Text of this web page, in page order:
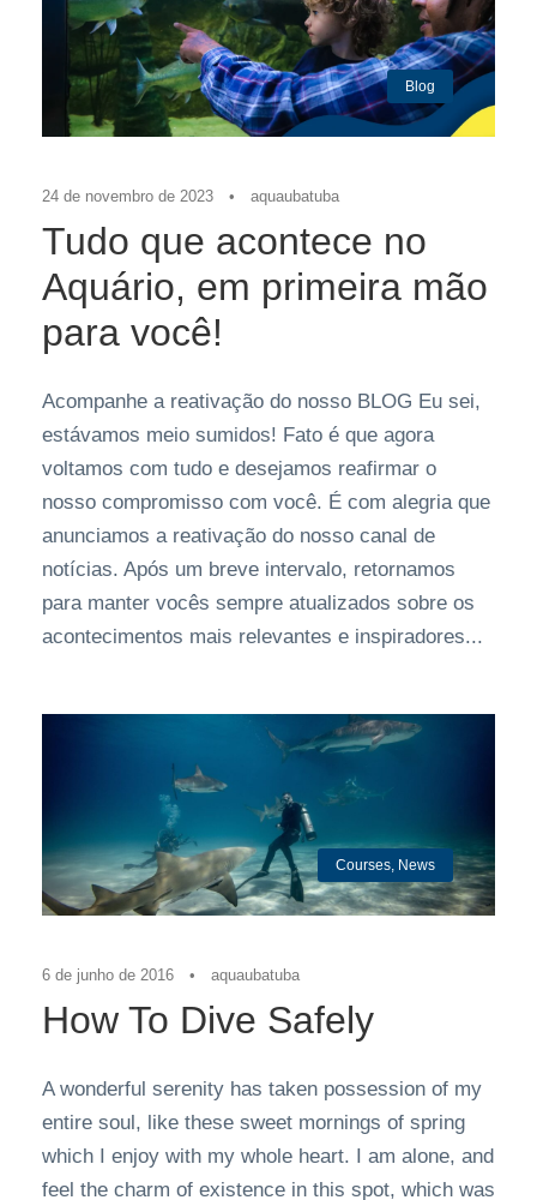
Blog
24 de novembro de 2023 • aquaubatuba
Tudo que acontece no
Aquário, em primeira mão
para você!
Acompanhe a reativação do nosso BLOG Eu sei,
estávamos meio sumidos! Fato é que agora
voltamos com tudo e desejamos reafirmar o
nosso compromisso com você. É com alegria que
anunciamos a reativação do nosso canal de
notícias. Após um breve intervalo, retornamos
para manter vocês sempre atualizados sobre os
acontecimentos mais relevantes e inspiradores...
Courses, News
6 de junho de 2016 • aquaubatuba
How To Dive Safely
A wonderful serenity has taken possession of my
entire soul, like these sweet mornings of spring
which I enjoy with my whole heart. I am alone, and
feel the charm of existence in this spot, which was